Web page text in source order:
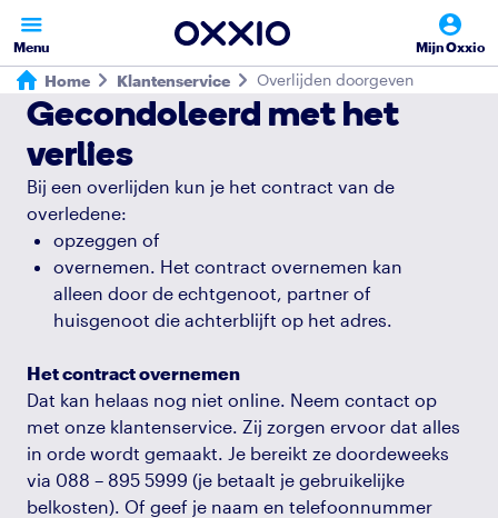
Menu Mijn Oxxio
Home Klantenservice Overlijden doorgeven
Gecondoleerd met het
verlies
Bij een overlijden kun je het contract van de
overledene:
opzeggen of
overnemen. Het contract overnemen kan
alleen door de echtgenoot, partner of
huisgenoot die achterblijft op het adres.
Het contract overnemen
Dat kan helaas nog niet online. Neem contact op
met onze klantenservice. Zij zorgen ervoor dat alles
in orde wordt gemaakt. Je bereikt ze doordeweeks
via 088 – 895 5999 (je betaalt je gebruikelijke
belkosten). Of geef je naam en telefoonnummer